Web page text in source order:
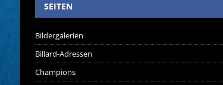
SEITEN
Bildergalerien
Billard-Adressen
Champions